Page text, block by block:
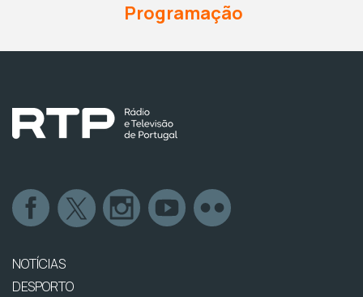
Programação
NOTÍCIAS
DESPORTO